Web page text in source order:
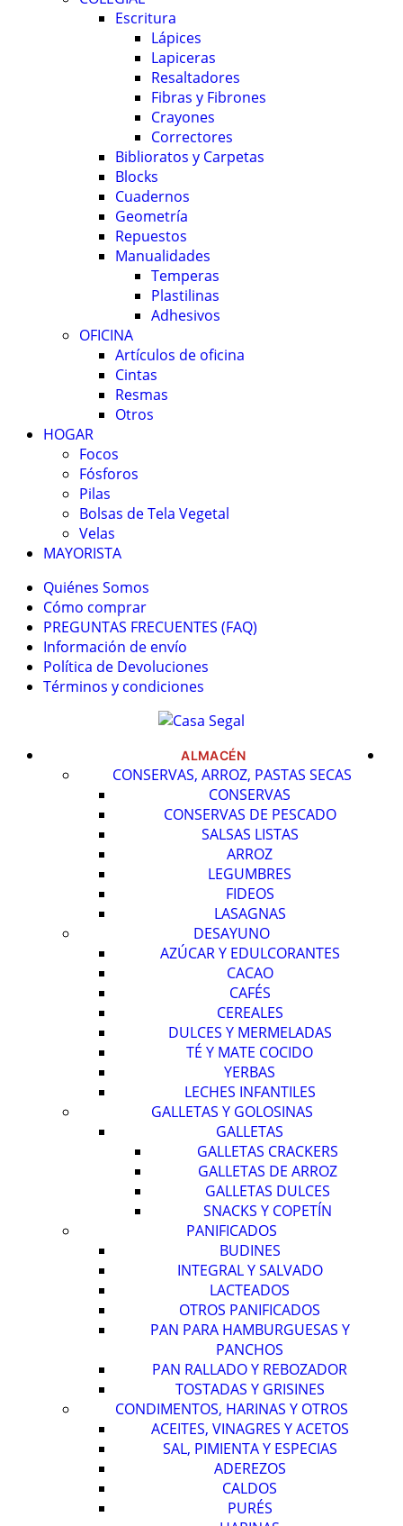
Escritura
Lápices
Lapiceras
Resaltadores
Fibras y Fibrones
Crayones
Correctores
Biblioratos y Carpetas
Blocks
Cuadernos
Geometría
Repuestos
Manualidades
Temperas
Plastilinas
Adhesivos
OFICINA
Artículos de oficina
Cintas
Resmas
Otros
HOGAR
Focos
Fósforos
Pilas
Bolsas de Tela Vegetal
Velas
MAYORISTA
Quiénes Somos
Cómo comprar
PREGUNTAS FRECUENTES (FAQ)
Información de envío
Política de Devoluciones
Términos y condiciones
ALMACÉN
CONSERVAS, ARROZ, PASTAS SECAS
CONSERVAS
CONSERVAS DE PESCADO
SALSAS LISTAS
ARROZ
LEGUMBRES
FIDEOS
LASAGNAS
DESAYUNO
AZÚCAR Y EDULCORANTES
CACAO
CAFÉS
CEREALES
DULCES Y MERMELADAS
TÉ Y MATE COCIDO
YERBAS
LECHES INFANTILES
GALLETAS Y GOLOSINAS
GALLETAS
GALLETAS CRACKERS
GALLETAS DE ARROZ
GALLETAS DULCES
SNACKS Y COPETÍN
PANIFICADOS
BUDINES
INTEGRAL Y SALVADO
LACTEADOS
OTROS PANIFICADOS
PAN PARA HAMBURGUESAS Y
PANCHOS
PAN RALLADO Y REBOZADOR
TOSTADAS Y GRISINES
CONDIMENTOS, HARINAS Y OTROS
ACEITES, VINAGRES Y ACETOS
SAL, PIMIENTA Y ESPECIAS
ADEREZOS
CALDOS
PURÉS